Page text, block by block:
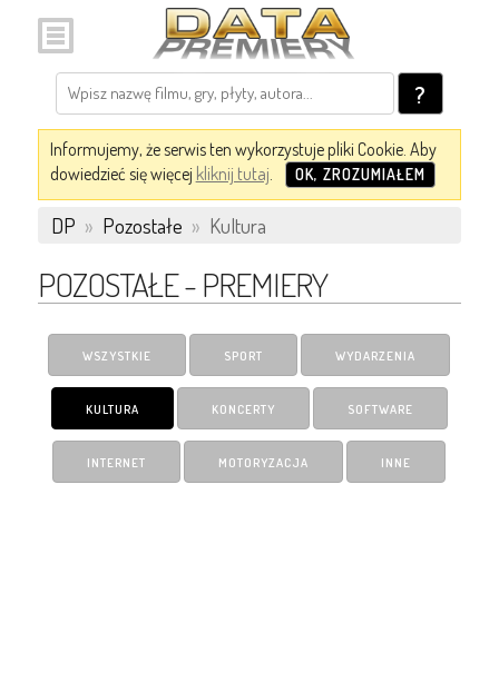
?
Informujemy, że serwis ten wykorzystuje pliki Cookie. Aby
dowiedzieć się więcej kliknij tutaj. OK, ZROZUMIAŁEM
DP » Pozostałe » Kultura
POZOSTAŁE - PREMIERY
WSZYSTKIE SPORT WYDARZENIA
KULTURA KONCERTY SOFTWARE
INTERNET MOTORYZACJA INNE